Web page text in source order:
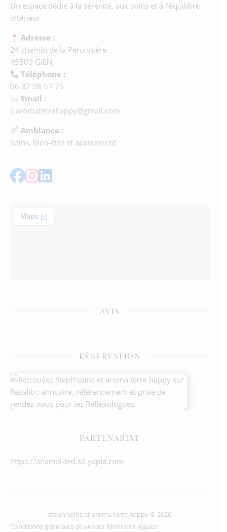
Un espace dédié à la sérénité, aux soins et à l’équilibre
intérieur
Adresse :
24 chemin de la Péronnière
45500 GIEN
Téléphone :
06 82 08 57 75
Email :
s.aromaterrehappy@gmail.com
Ambiance :
Soins, bien-être et apaisement
AVIS
RÉSERVATION
PARTENARIAT
https://anamai-ted.s2.yapla.com
steph soins et aroma terre happy © 2026
Conditions générales de ventes Mentions légales